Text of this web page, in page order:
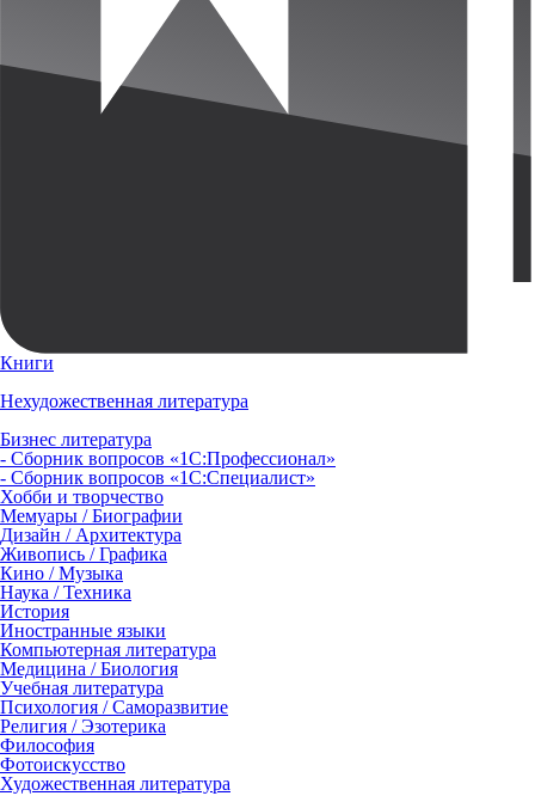
Книги
Нехудожественная литература
Бизнес литература
- Сборник вопросов «1С:Профессионал»
- Сборник вопросов «1С:Специалист»
Хобби и творчество
Мемуары / Биографии
Дизайн / Архитектура
Живопись / Графика
Кино / Музыка
Наука / Техника
История
Иностранные языки
Компьютерная литература
Медицина / Биология
Учебная литература
Психология / Саморазвитие
Религия / Эзотерика
Философия
Фотоискусство
Художественная литература